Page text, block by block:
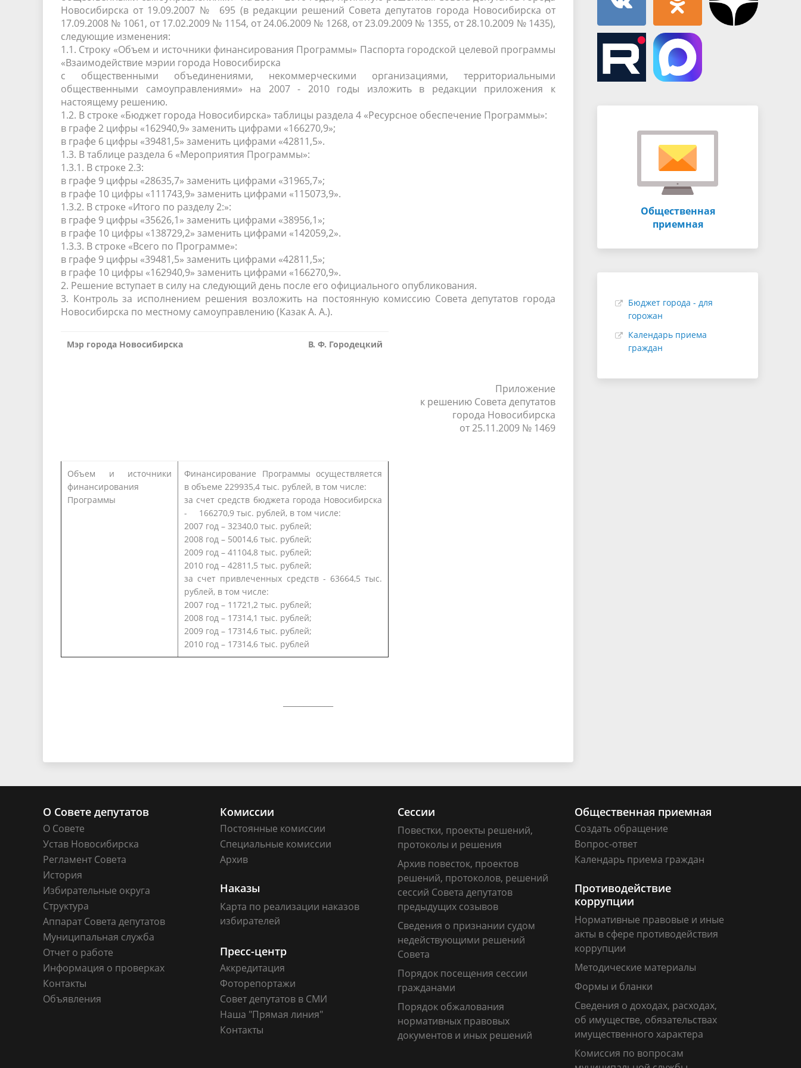
Новосибирска от 19.09.2007 № 695 (в редакции решений Совета депутатов города Новосибирска от
17.09.2008 № 1061, от 17.02.2009 № 1154, от 24.06.2009 № 1268, от 23.09.2009 № 1355, от 28.10.2009 № 1435),
следующие изменения:
1.1. Строку «Объем и источники финансирования Программы» Паспорта городской целевой программы
«Взаимодействие мэрии города Новосибирска
с общественными объединениями, некоммерческими организациями, территориальными
общественными самоуправлениями» на 2007 - 2010 годы изложить в редакции приложения к
настоящему решению.
1.2. В строке «Бюджет города Новосибирска» таблицы раздела 4 «Ресурсное обеспечение Программы»:
в графе 2 цифры «162940,9» заменить цифрами «166270,9»;
в графе 6 цифры «39481,5» заменить цифрами «42811,5».
1.3. В таблице раздела 6 «Мероприятия Программы»:
1.3.1. В строке 2.3:
в графе 9 цифры «28635,7» заменить цифрами «31965,7»;
в графе 10 цифры «111743,9» заменить цифрами «115073,9».
1.3.2. В строке «Итого по разделу 2:»:
в графе 9 цифры «35626,1» заменить цифрами «38956,1»;
в графе 10 цифры «138729,2» заменить цифрами «142059,2».
1.3.3. В строке «Всего по Программе»:
в графе 9 цифры «39481,5» заменить цифрами «42811,5»;
в графе 10 цифры «162940,9» заменить цифрами «166270,9».
2. Решение вступает в силу на следующий день после его официального опубликования.
3. Контроль за исполнением решения возложить на постоянную комиссию Совета депутатов города
Новосибирска по местному самоуправлению (Казак А. А.).
Мэр города Новосибирска В. Ф. Городецкий
Приложение
к решению Совета депутатов
города Новосибирска
от 25.11.2009 № 1469
Объем и источники
финансирования
Программы
Финансирование Программы осуществляется
в объеме 229935,4 тыс. рублей, в том числе:
за счет средств бюджета города Новосибирска
- 166270,9 тыс. рублей, в том числе:
2007 год – 32340,0 тыс. рублей;
2008 год – 50014,6 тыс. рублей;
2009 год – 41104,8 тыс. рублей;
2010 год – 42811 ,5 тыс. рублей;
за счет привлеченных средств - 63664,5 тыс.
рублей, в том числе:
2007 год – 11721,2 тыс. рублей;
2008 год – 17314,1 тыс. рублей;
2009 год – 17314,6 тыс. рублей;
2010 год – 17314,6 тыс. рублей
Общественная
приемная
Бюджет города - для
горожан
Календарь приема
граждан
О Совете депутатов
О Совете
Устав Новосибирска
Регламент Совета
История
Избирательные округа
Структура
Аппарат Совета депутатов
Муниципальная служба
Отчет о работе
Информация о проверках
Контакты
Объявления
Комиссии
Постоянные комиссии
Специальные комиссии
Архив
Сессии
Повестки, проекты решений,
протоколы и решения
Архив повесток, проектов
решений, протоколов, решений
сессий Совета депутатов
предыдущих созывов
Сведения о признании судом
недействующими решений
Совета
Порядок посещения сессии
гражданами
Порядок обжалования
нормативных правовых
документов и иных решений
Общественная приемная
Создать обращение
Вопрос-ответ
Календарь приема граждан
Наказы
Карта по реализации наказов
избирателей
Противодействие
коррупции
Нормативные правовые и иные
акты в сфере противодействия
коррупции
Методические материалы
Формы и бланки
Сведения о доходах, расходах,
об имуществе, обязательствах
имущественного характера
Комиссия по вопросам
Пресс-центр
Аккредитация
Фоторепортажи
Совет депутатов в СМИ
Наша "Прямая линия"
Контакты